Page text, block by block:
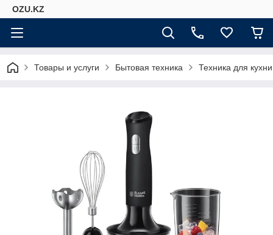
OZU.KZ
Товары и услуги Бытовая техника Техника для кухни